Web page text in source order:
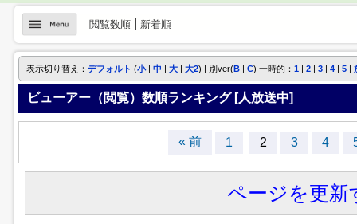
閲覧数順| 新着順
表示切り替え： デフォルト (小| 中 | 大 | 大2) | 別ver(B | C) 一時的： 1 | 2 | 3 | 4 | 5 |
ビューアー（閲覧）数順ランキング [人放送中]
« 前 1 2 3 4
ページを更新